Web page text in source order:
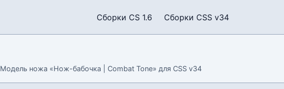
Сборки CS 1.6 Сборки CSS v34
Модель ножа «Нож-бабочка | Combat Tone» для CSS v34